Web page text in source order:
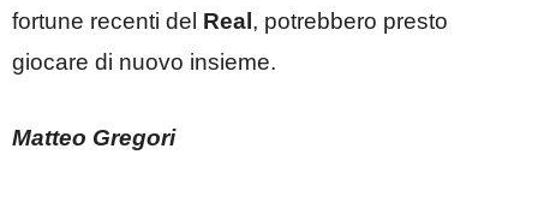
fortune recenti del Real , potrebbero presto
giocare di nuovo insieme.
Matteo Gregori